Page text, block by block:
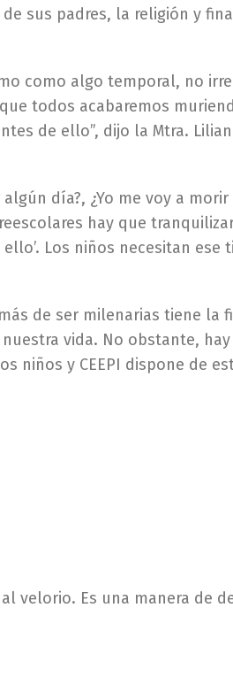
sus padres, la religión y
como algo temporal, no
todos acabaremos
de ello”, dijo la Mtra.
día?, ¿Yo me voy a
hay que
Los niños necesitan ese
de ser milenarias tiene la
vida. No obstante,
niños y CEEPI dispone de
velorio. Es una manera de